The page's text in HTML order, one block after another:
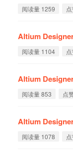
阅读量 1259
Altium
阅读量 1104
Altium
阅读量 853 点
Altium
阅读量 1078